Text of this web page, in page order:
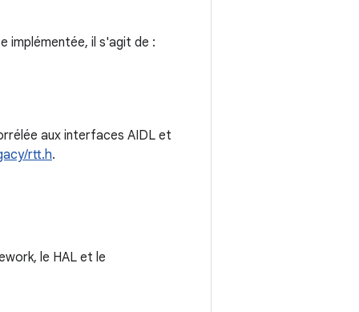
implémentée, il s'agit de :
aux interfaces AIDL et
rtt.h.
le HAL et le